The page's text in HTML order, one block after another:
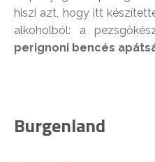
hiszi azt, hogy itt
alkoholból: a
perignoni bencés
Burgenland